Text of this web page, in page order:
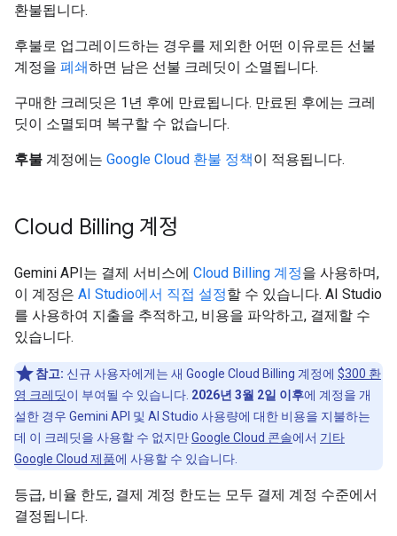
환불됩니다.
후불로 업그레이드하는 경우를 제외한 어떤 이유로든 선불
계정을 폐쇄하면 남은 선불 크레딧이 소멸됩니다.
구매한 크레딧은 1년 후에 만료됩니다. 만료된 후에는 크레
딧이 소멸되며 복구할 수 없습니다.
후불 계정에는 Google Cloud 환불 정책이 적용됩니다.
Cloud Billing 계정
Gemini API는 결제 서비스에 Cloud Billing 계정을 사용하며,
이 계정은 AI Studio에서 직접 설정할 수 있습니다. AI Studio
를 사용하여 지출을 추적하고, 비용을 파악하고, 결제할 수
있습니다.
참고: 신규 사용자에게는 새 Google Cloud Billing 계정에 $300 환
영 크레딧이 부여될 수 있습니다. 2026년 3월 2일 이후에 계정을 개
설한 경우 Gemini API 및 AI Studio 사용량에 대한 비용을 지불하는
데 이 크레딧을 사용할 수 없지만Google Cloud 콘솔에서 기타
Google Cloud 제품에 사용할 수 있습니다.
등급, 비율 한도, 결제 계정 한도는 모두 결제 계정 수준에서
결정됩니다.